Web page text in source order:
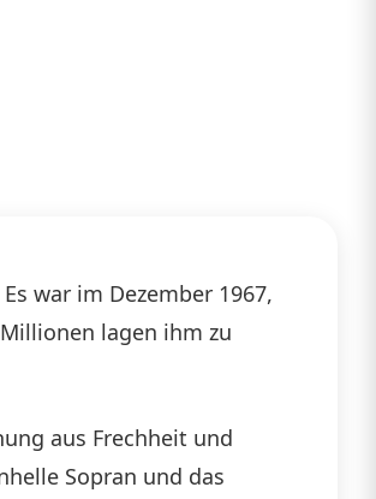
war im Dezember 1967,
lagen ihm zu
aus Frechheit und
Sopran und das